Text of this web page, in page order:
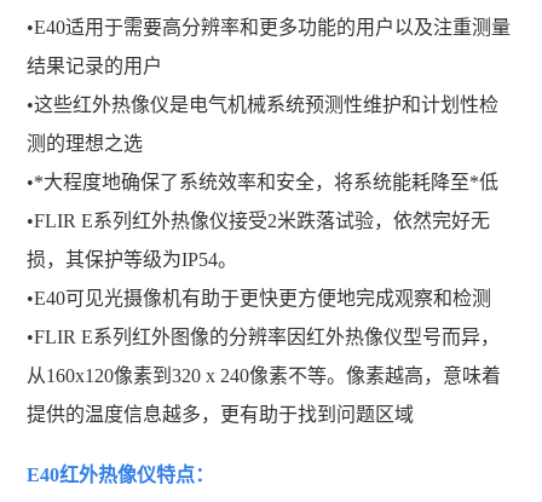
•E40适用于需要高分辨率和更多功能的用户以及注重测量
结果记录的用户
•这些红外热像仪是电气机械系统预测性维护和计划性检
测的理想之选
•*大程度地确保了系统效率和安全，将系统能耗降至*低
•FLIR E系列红外热像仪接受2米跌落试验，依然完好无
损，其保护等级为IP54。
•E40可见光摄像机有助于更快更方便地完成观察和检测
•FLIR E系列红外图像的分辨率因红外热像仪型号而异，
从160x120像素到320 x 240像素不等。像素越高，意味着
提供的温度信息越多，更有助于找到问题区域
E40红外热像仪特点：